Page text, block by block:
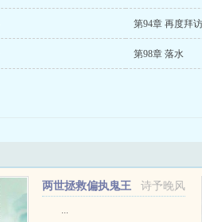
第94章 再度拜访
第98章 落水
诗予晚风
两世拯救偏执鬼王
...